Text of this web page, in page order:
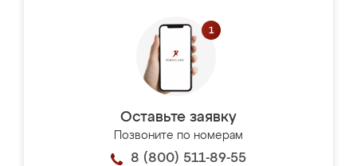
Оставьте заявку
Позвоните по номерам
8 (800) 511-89-55